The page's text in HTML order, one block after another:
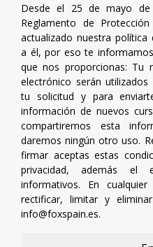
Desde el 25 de mayo
Reglamento de
actualizado nuestra política
a él, por eso te
que nos proporcionas: Tu
electrónico serán
tu solicitud y para
información de nuevos
compartiremos esta
daremos ningún otro uso.
firmar aceptas estas
privacidad, además el
informativos. En
rectificar, limitar y
info@foxspain.es.